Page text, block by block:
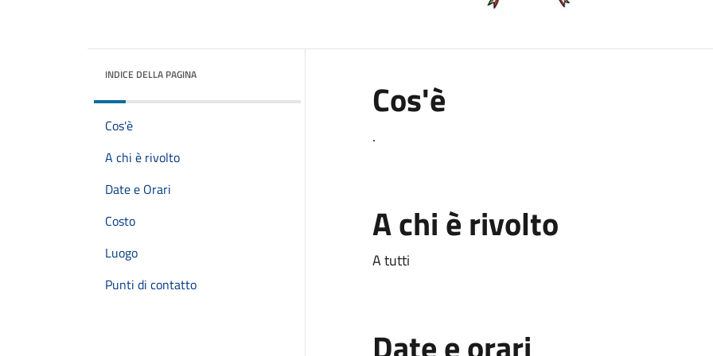
INDICE DELLA PAGINA
Cos'è
A chi è rivolto
Date e Orari
Costo
Luogo
Punti di contatto
Cos'è
.
A chi è rivolto
A tutti